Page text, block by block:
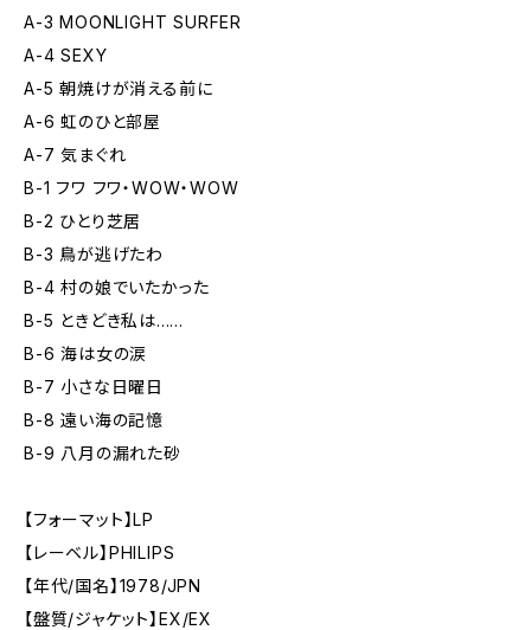
A-3 MOONLIGHT SURFER
A-4 SEXY
A-5 朝焼けが消える前に
A-6 虹のひと部屋
A-7 気まぐれ
B-1 フワ フワ・WOW・WOW
B-2 ひとり芝居
B-3 鳥が逃げたわ
B-4 村の娘でいたかった
B-5 ときどき私は......
B-6 海は女の涙
B-7 小さな日曜日
B-8 遠い海の記憶
B-9 八月の漏れた砂
【フォーマット】LP
【レーベル】PHILIPS
【年代/国名】1978/JPN
【盤質/ジャケット】EX/EX